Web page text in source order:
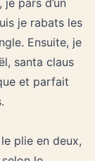
pars d’un
je rabats les
Ensuite, je
santa claus
et parfait
plie en deux,